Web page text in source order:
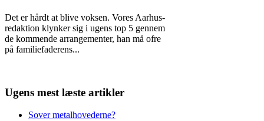
Det er hårdt at blive voksen. Vores Aarhus-
redaktion klynker sig i ugens top 5 gennem
de kommende arrangementer, han må ofre
på familiefaderens...
Ugens mest læste artikler
Sover metalhovederne?